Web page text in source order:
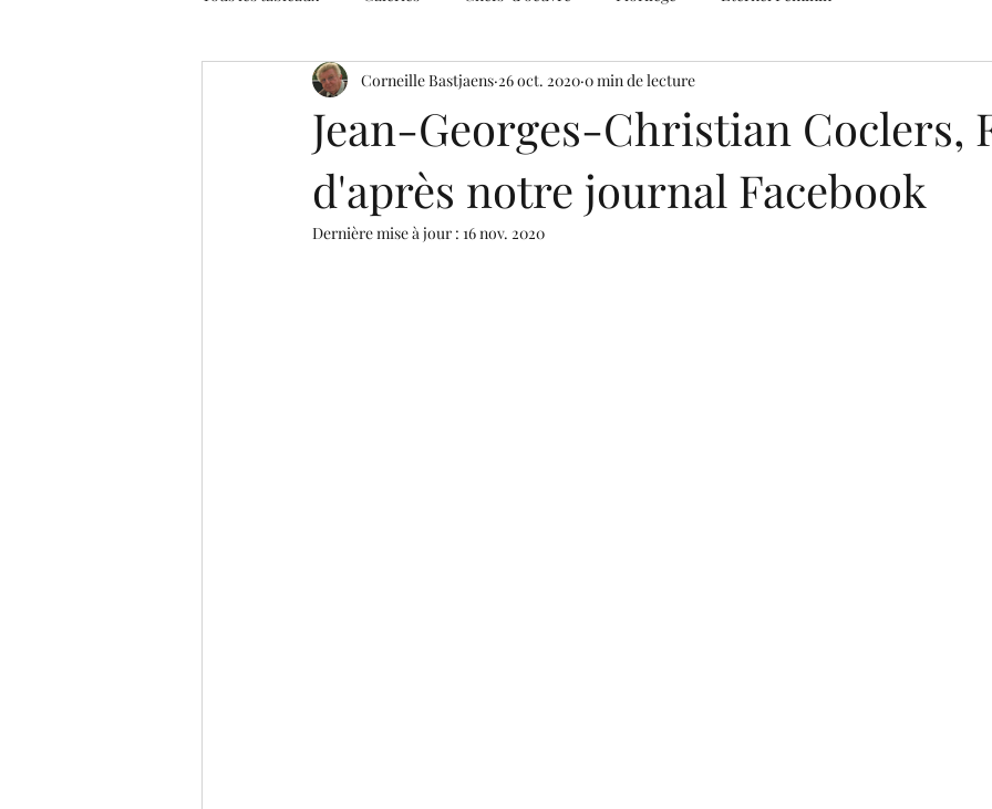
Jean-Georges-Christian Coclers,
d'après notre journal Facebook
Corneille Bastjaens 26 oct. 2020 0 min de lecture
Dernière mise à jour : 16 nov. 2020